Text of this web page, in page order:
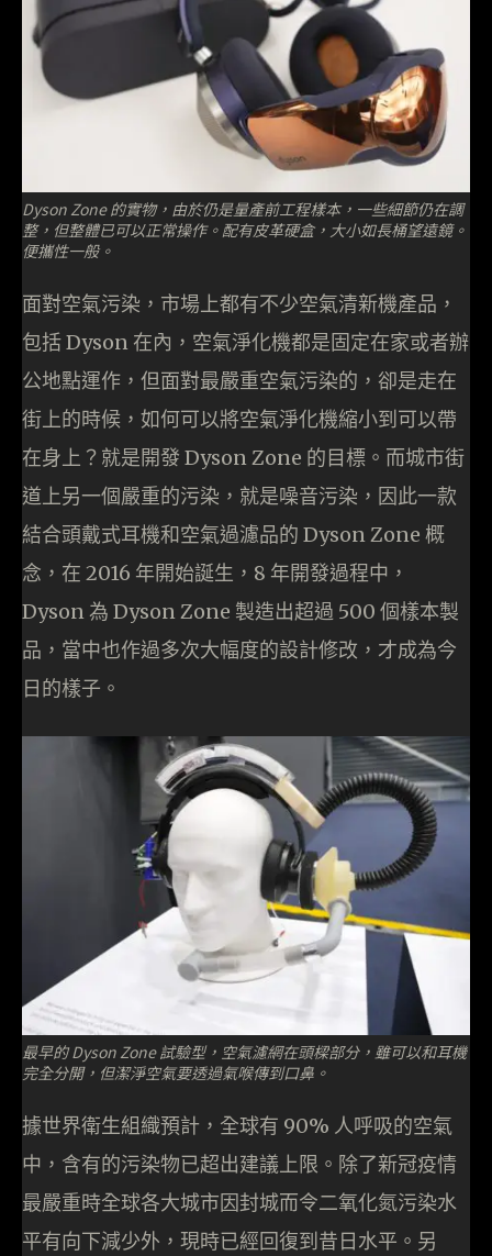
Dyson Zone 的實物，由於仍是量產前工程樣本，一些細節仍在調
整，但整體已可以正常操作。配有皮革硬盒，大小如長桶望遠鏡。
便攜性一般。
面對空氣污染，市場上都有不少空氣清新機產品，
包括 Dyson 在內，空氣淨化機都是固定在家或者辦
公地點運作，但面對最嚴重空氣污染的，卻是走在
街上的時候，如何可以將空氣淨化機縮小到可以帶
在身上？就是開發 Dyson Zone 的目標。而城市街
道上另一個嚴重的污染，就是噪音污染，因此一款
結合頭戴式耳機和空氣過濾品的 Dyson Zone 概
念，在 2016 年開始誕生，8 年開發過程中，
Dyson 為 Dyson Zone 製造出超過 500 個樣本製
品，當中也作過多次大幅度的設計修改，才成為今
日的樣子。
最早的 Dyson Zone 試驗型，空氣濾網在頭樑部分，雖可以和耳機
完全分開，但潔淨空氣要透過氣喉傳到口鼻。
據世界衛生組織預計，全球有 90% 人呼吸的空氣
中，含有的污染物已超出建議上限。除了新冠疫情
最嚴重時全球各大城市因封城而令二氧化氮污染水
平有向下減少外，現時已經回復到昔日水平。另